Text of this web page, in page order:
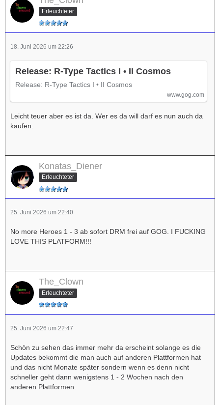
Erleuchteter
18. Juni 2026 um 22:26
Release: R-Type Tactics I • II Cosmos
Release: R-Type Tactics I • II Cosmos
www.gog.com
Leicht teuer aber es ist da. Wer es da will darf es nun auch da
kaufen.
Konatas_Diener
Erleuchteter
25. Juni 2026 um 22:40
No more Heroes 1 - 3 ab sofort DRM frei auf GOG. I FUCKING
LOVE THIS PLATFORM!!!
The_Clown
Erleuchteter
25. Juni 2026 um 22:47
Schön zu sehen das immer mehr da erscheint solange es die
Updates bekommt die man auch auf anderen Plattformen hat
und das nicht Monate später sondern wenn es denn nicht
schneller geht dann wenigstens 1 - 2 Wochen nach den
anderen Plattformen.